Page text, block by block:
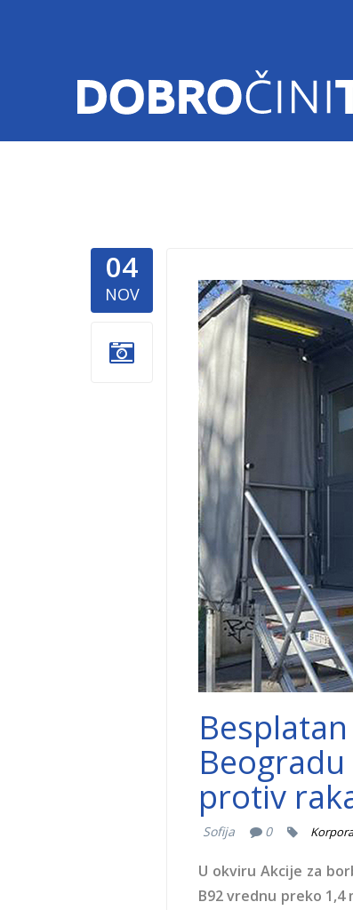
04
NOV
protiv
Sofija 0
U okviru Akcije za
B92 vrednu preko